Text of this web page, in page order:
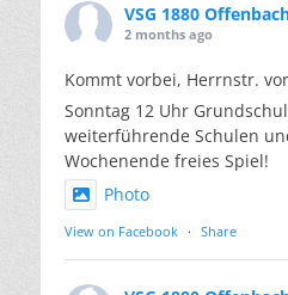
VSG 1880
2 months ago
Kommt vorbei, Herrnstr.
Sonntag 12 Uhr
weiterführende Schulen
Wochenende freies Spiel!
Photo
View on Facebook · Share